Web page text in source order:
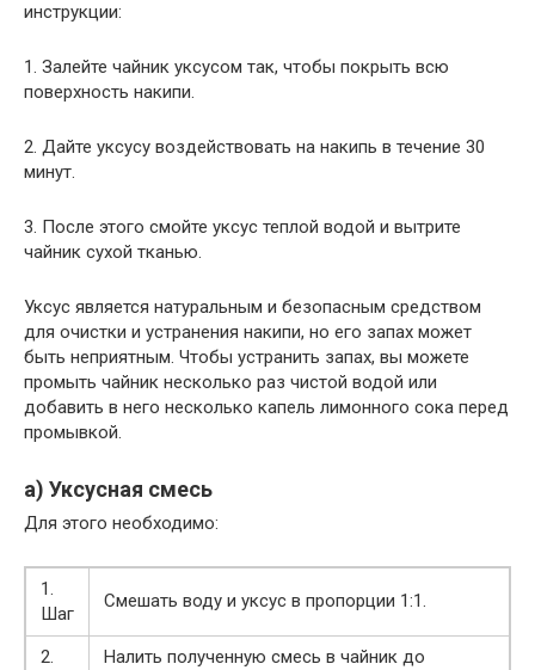
инструкции:
1. Залейте чайник уксусом так, чтобы покрыть всю
поверхность накипи.
2. Дайте уксусу воздействовать на накипь в течение 30
минут.
3. После этого смойте уксус теплой водой и вытрите
чайник сухой тканью.
Уксус является натуральным и безопасным средством
для очистки и устранения накипи, но его запах может
быть неприятным. Чтобы устранить запах, вы можете
промыть чайник несколько раз чистой водой или
добавить в него несколько капель лимонного сока перед
промывкой.
а) Уксусная смесь
Для этого необходимо:
1.
Шаг
Смешать воду и уксус в пропорции 1:1.
2.
Налить полученную смесь в чайник до